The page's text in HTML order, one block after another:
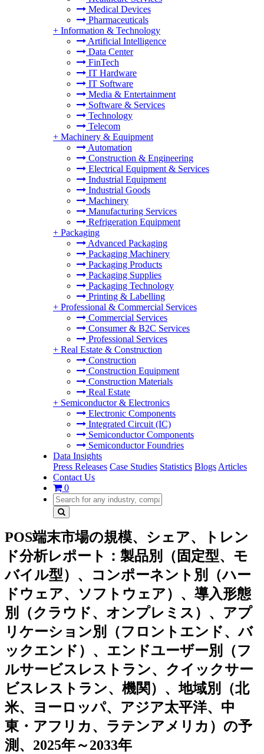
Medical Devices
Pharmaceuticals
+ Information & Technology
Artificial Intelligence
Data Center
FinTech
IT Hardware
IT Software
Media & Entertainment
Software & Services
Technology
Telecom
+ Machinery & Equipment
Automation
Construction & Engineering
Electrical Equipment & Services
Industrial Equipment
Industrial Goods
Machinery
Manufacturing Services
Refrigeration Equipment
+ Packaging
Advanced Packaging
Packaging Machinery
Packaging Products
Packaging Supplies
Packaging Technology
Printing & Labelling
+ Professional & Commercial Services
Commercial Services
Consumer & B2C Services
Professional Services
+ Real Estate & Construction
Construction
Construction Equipment
Construction Materials
Real Estate
+ Semiconductor & Electronics
Electronic Components
Integrated Circuit (IC)
Semiconductor Components
Semiconductor Foundries
Data Insights
Press Releases Case Studies Statistics Blogs Articles
Contact Us
0
POS端末市場の規模、シェア、トレン
ド分析レポート：製品別（固定型、モ
バイル型）、コンポーネント別（ハー
ドウェア、ソフトウェア）、導入形態
別（クラウド、オンプレミス）、アプ
リケーション別（フロントエンド、バ
ックエンド）、エンドユーザー別（フ
ルサービスレストラン、クイックサー
ビスレストラン、機関）、地域別（北
米、ヨーロッパ、アジア太平洋、中
東・アフリカ、ラテンアメリカ）の予
測、2025年～2033年